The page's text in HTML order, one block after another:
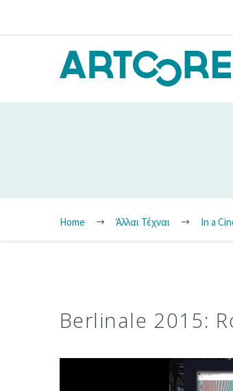
Home Άλλαι Τέχναι In a
Berlinale 2015: